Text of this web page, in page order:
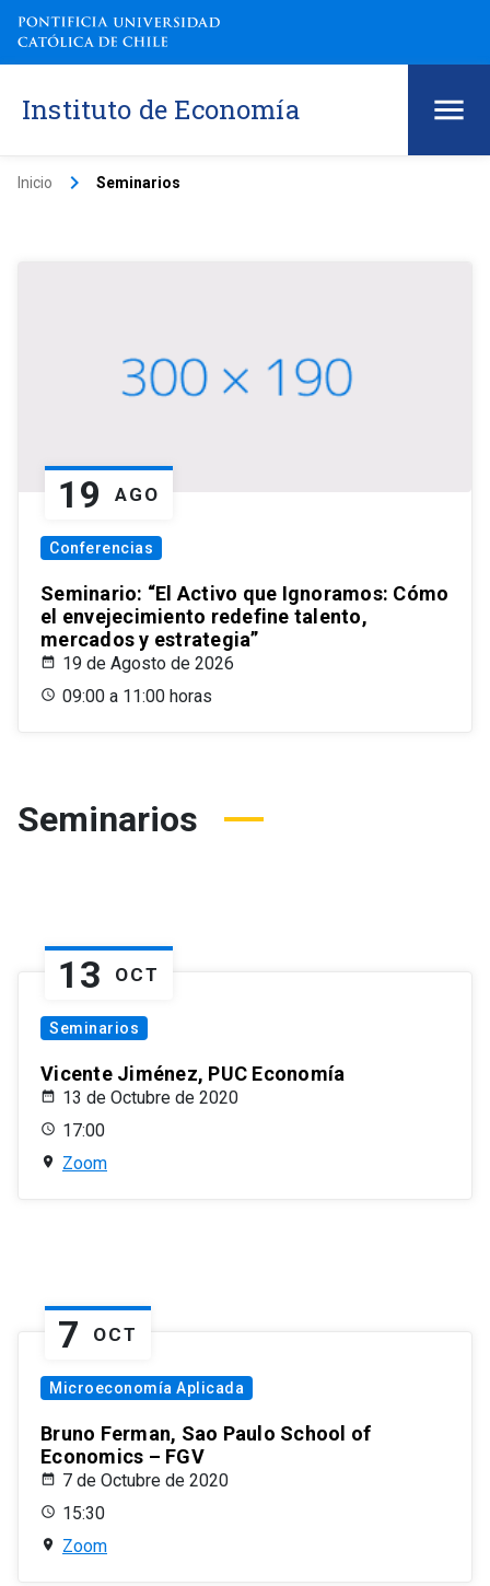
Instituto de Economía
Inicio keyboard_arrow_right Seminarios
19 AGO
Conferencias
Seminario: “El Activo que Ignoramos: Cómo
el envejecimiento redefine talento,
mercados y estrategia”
19 de Agosto de 2026
09:00 a 11:00 horas
Seminarios
13 OCT
Seminarios
Vicente Jiménez, PUC Economía
13 de Octubre de 2020
17:00
Zoom
7 OCT
Microeconomía Aplicada
Bruno Ferman, Sao Paulo School of
Economics – FGV
7 de Octubre de 2020
15:30
Zoom